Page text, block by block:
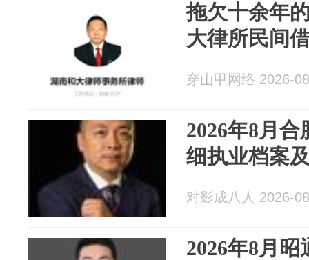
拖欠十余年
大律所民间
穿山甲网络 2026-
2026年8月
细执业档案
对影成八人 2026-
2026年8月